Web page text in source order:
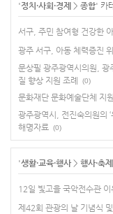
'정치·사회·경제 > 종합' 카
서구, 주민 참여형 건강한
광주 서구, 아동 체력증진
문상필 광주광역시의원, 광
질 향상 지원 조례
(0)
문화재단 문화예술단체 지
광주광역시, 전진숙의원의
해명자료 (0)
'생활·교육·행사> 행사·축
12일 빛고을 국악전수관 이
제42회 관광의 날 기념식